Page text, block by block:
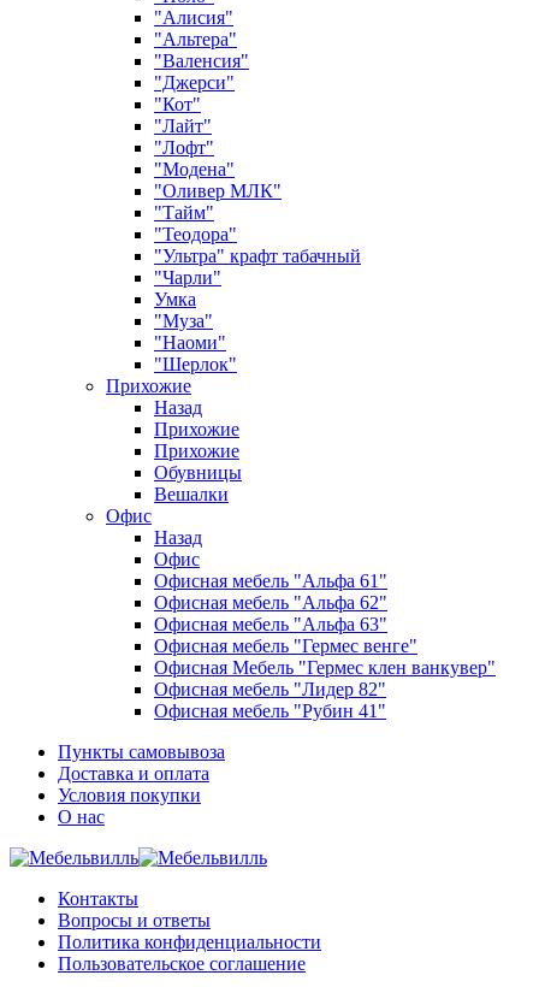
"Алисия"
"Альтера"
"Валенсия"
"Джерси"
"Кот"
"Лайт"
"Лофт"
"Модена"
"Оливер МЛК"
"Тайм"
"Теодора"
"Ультра" крафт табачный
"Чарли"
Умка
"Муза"
"Наоми"
"Шерлок"
Прихожие
Назад
Прихожие
Прихожие
Обувницы
Вешалки
Офис
Назад
Офис
Офисная мебель "Альфа 61"
Офисная мебель "Альфа 62"
Офисная мебель "Альфа 63"
Офисная мебель "Гермес венге"
Офисная Мебель "Гермес клен ванкувер"
Офисная мебель "Лидер 82"
Офисная мебель "Рубин 41"
Пункты самовывоза
Доставка и оплата
Условия покупки
О нас
Контакты
Вопросы и ответы
Политика конфиденциальности
Пользовательское соглашение